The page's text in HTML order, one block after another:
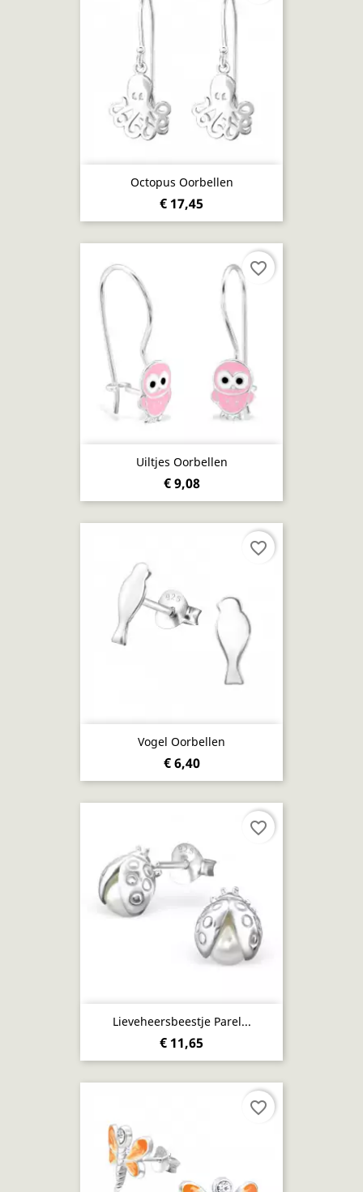
Octopus Oorbellen
€ 17,45
Uiltjes Oorbellen
€ 9,08
favorite_border
Vogel Oorbellen
€ 6,40
favorite_border
Lieveheersbeestje Parel...
€ 11,65
favorite_border
favorite_border